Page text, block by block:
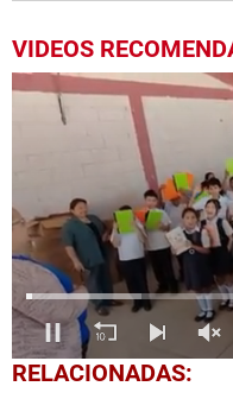
VIDEOS
0
seconds
RELACIONADAS: